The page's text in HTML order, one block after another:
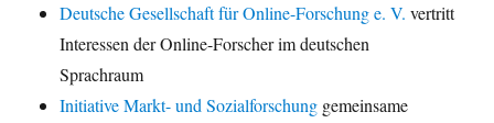
Deutsche Gesellschaft für Online-Forschung e. V. vertritt
Interessen der Online-Forscher im deutschen
Sprachraum
Initiative Markt- und Sozialforschung gemeinsame